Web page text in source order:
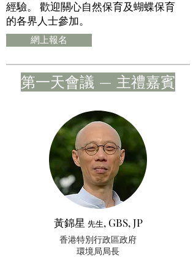
經驗。 歡迎關心自然保育及蝴蝶保育
的各界人士參加。
網上報名
​第一天會議 — 主禮嘉賓
黃錦星 先生, GBS, JP
香港特別行政區政府
環境局局長